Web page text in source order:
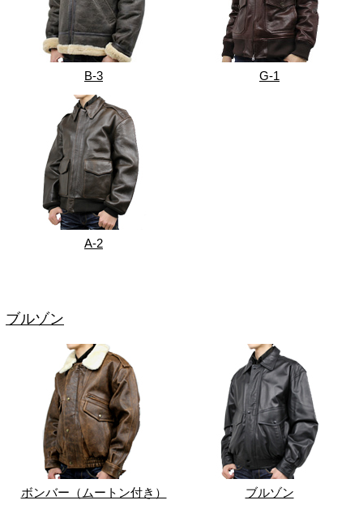
B-3 G-1
A-2
ブルゾン
ボンバー（ムートン付き） ブルゾン